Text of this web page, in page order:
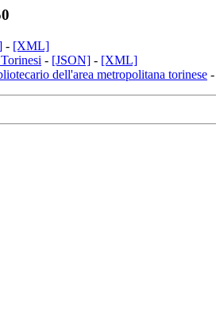
- [XML]
- [JSON] - [XML]
dell'area metropolitana torinese